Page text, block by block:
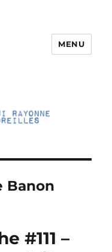
MENU
Banon
#111 –